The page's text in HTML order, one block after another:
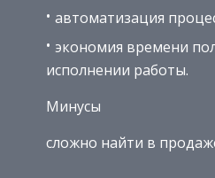
автоматизация
экономия времени
исполнении работы.
Минусы
сложно найти в